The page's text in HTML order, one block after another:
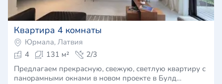
Квартира 4 комнаты
Юрмала, Латвия
4
131 м²
2/3
Предлагаем прекрасную, свежую, светлую квартиру с
панорамными окнами в новом проекте в Булд…